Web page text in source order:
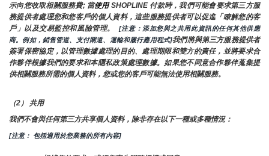
示向您收取相關服務費; 當使用 SHOPLINE 付款時，我們可能會要求第三方服
務提供者處理您和您客戶的個人資料，這些服務提供者可以促進「瞭解您的客
戶」以及交易監控和風險管理。
[注意：添加您與之共用此資訊的任何其他供應
商。例如，銷售管道、支付閘道、運輸和履行應用程式]我們將與第三方服務提供者
簽署保密協定，以管理數據處理的目的、處理期限和雙方的責任，並將要求合
作夥伴根據我們的要求和本隱私政策處理數據。如果您不同意合作夥伴蒐集提
供相關服務所需的個人資料，您或您的客戶可能無法使用相關服務。
（2） 共用
我們不會與任何第三方共享個人資料，除非存在以下一種或多種情況：
[注意： 包括適用於您業務的所有內容]